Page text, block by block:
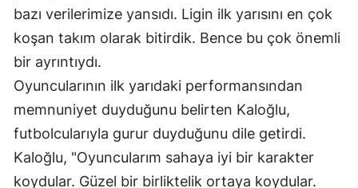
Kayseri
Kırklareli
Kırşehir
Kocaeli
Konya
Kütahya
bazı verilerimize yansıdı. Ligin ilk yarısını en çok
koşan takım olarak bitirdik. Bence bu çok önemli
bir ayrıntıydı.
Oyuncularının ilk yarıdaki performansından
memnuniyet duyduğunu belirten Kaloğlu,
futbolcularıyla gurur duyduğunu dile getirdi.
Kaloğlu, "Oyuncularım sahaya iyi bir karakter
koydular. Güzel bir birliktelik ortaya koydular.